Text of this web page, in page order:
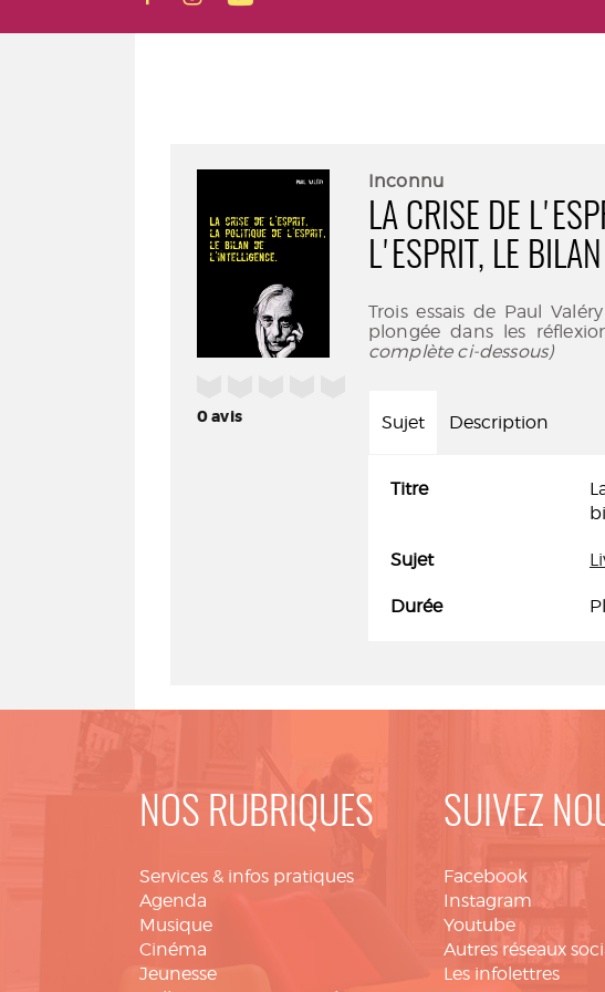
0avis
Inconnu
LA CRISE DE
L'ESPRIT, LE
Trois essais de Paul
plongée dans les
complète ci-dessous)
Sujet Description
Titre
Sujet
Durée
NOS RUBRIQUES
Services & infos pratiques
Agenda
Musique
Cinéma
Jeunesse
SUIVEZ
Facebook
Instagram
Youtube
Autres réseaux
Les infolettres